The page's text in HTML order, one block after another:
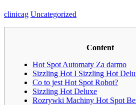
clinicag Uncategorized
Content
Hot Spot Automaty Za darmo
Sizzling Hot I Sizzling Hot
Co to jest Hot Spot Robot?
Sizzling Hot Deluxe
Rozrywki Machiny Hot Spot